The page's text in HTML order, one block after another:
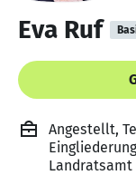
Eva Ruf
Angestellt,
Landratsamt